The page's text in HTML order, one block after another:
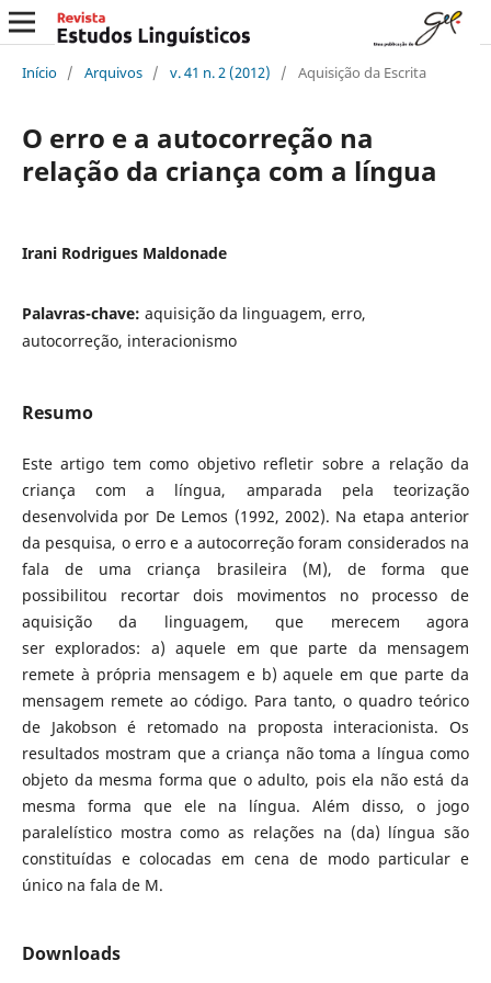
Início / Arquivos / v. 41 n. 2 (2012) / Aquisição da Escrita
O erro e a autocorreção na
relação da criança com a língua
Irani Rodrigues Maldonade
Palavras-chave: aquisição da linguagem, erro,
autocorreção, interacionismo
Resumo
Este artigo tem como objetivo refletir sobre a relação da
criança com a língua, amparada pela teorização
desenvolvida por De Lemos (1992, 2002). Na etapa anterior
da pesquisa, o erro e a autocorreção foram considerados na
fala de uma criança brasileira (M), de forma que
possibilitou recortar dois movimentos no processo de
aquisição da linguagem, que merecem agora
ser explorados: a) aquele em que parte da mensagem
remete à própria mensagem e b) aquele em que parte da
mensagem remete ao código. Para tanto, o quadro teórico
de Jakobson é retomado na proposta interacionista. Os
resultados mostram que a criança não toma a língua como
objeto da mesma forma que o adulto, pois ela não está da
mesma forma que ele na língua. Além disso, o jogo
paralelístico mostra como as relações na (da) língua são
constituídas e colocadas em cena de modo particular e
único na fala de M.
Downloads